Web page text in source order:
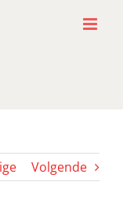
Volgende